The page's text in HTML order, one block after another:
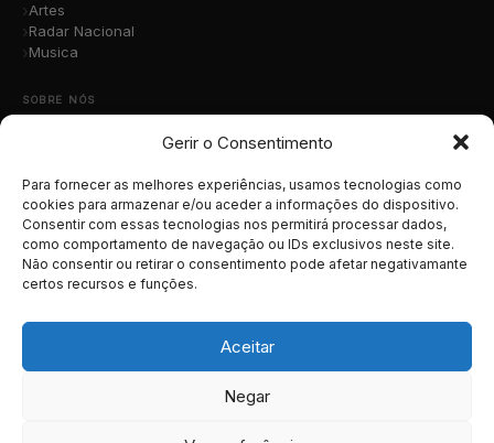
Gerir o Consentimento
Para fornecer as melhores experiências, usamos tecnologias como
cookies para armazenar e/ou aceder a informações do dispositivo.
Consentir com essas tecnologias nos permitirá processar dados,
como comportamento de navegação ou IDs exclusivos neste site.
Não consentir ou retirar o consentimento pode afetar negativamante
certos recursos e funções.
Aceitar
Negar
Artes
Radar Nacional
Musica
SOBRE NÓS
Contacto
Submete a Tua Música
Publicidade
Apoiar o Projeto
Política de Privacidade